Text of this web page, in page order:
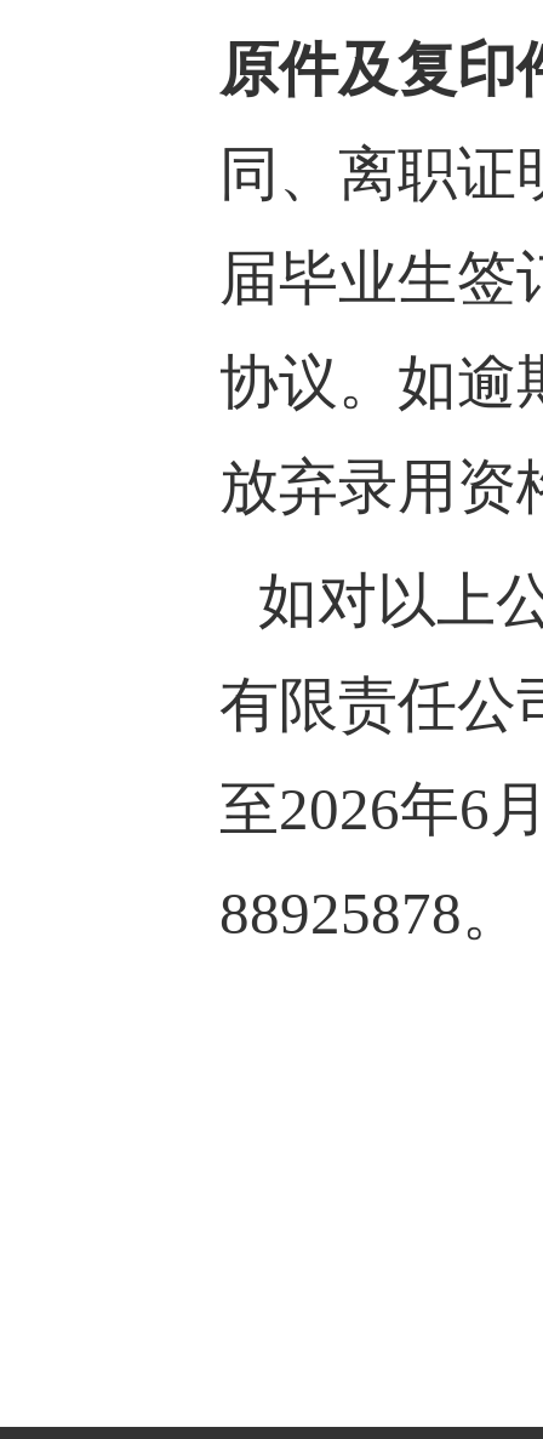
原件及复印
同、离职证
届毕业生签
协议。如逾
放弃录用资
如对以上
有限责任公
至2026年6
88925878。